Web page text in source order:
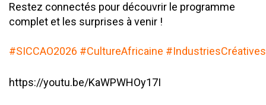
Restez connectés pour découvrir le programme
complet et les surprises à venir !
#SICCAO2026 #CultureAfricaine #IndustriesCréatives
https://youtu.be/KaWPWHOy17I